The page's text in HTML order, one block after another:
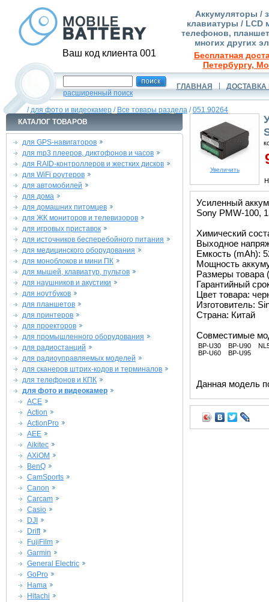
Ваш код клиента 001
Аккумуляторы /
клавиатуры / LCD
телефонов,
многих других
Бесплатная
Петербургу,
расширенный поиск
ГЛАВНАЯ ДОСТАВКА
/для фото и видеокамер / Все товары раздела /051.90264
КАТАЛОГ ТОВАРОВ
для GPS-навигаторов
для mp3 плееров, диктофонов и часов
для RAID-контроллеров и жестких дисков
для WiFi роутеров
для автомобилей
для дома
для домашних питомцев
для ЖК мониторов и телевизоров
для игровых приставок
для источников бесперебойного питания
для медицинского оборудования
для моноблоков и мини ПК
для мышей, клавиатур, пультов
для наушников и акустики
для ноутбуков
для планшетов
для принтеров
для проекторов
для промышленного оборудования
для радиостанций
для радиоуправляемых моделей
для сканеров штрих-кодов и терминалов
для телефонов и КПК
для фото и видеокамер
ACE
Action
ActionPro
AEE
Aikitec
AXiOM
BenQ
CamSports
Canon
Carcam
Casio
DJI
Drift
FujiFilm
Garmin
General Electric
GoPro
Hama
Hitachi
Увеличить
Усиленный
Sony PMW-100,
Химический
Выходное
Емкость (mAh):
Мощность
Размеры товара
Гарантийный
Цвет товара:
Изготовитель:
Страна: Китай
Совместимые
BP-U30
BP-U60
BP-U90
BP-U95
Данная модель